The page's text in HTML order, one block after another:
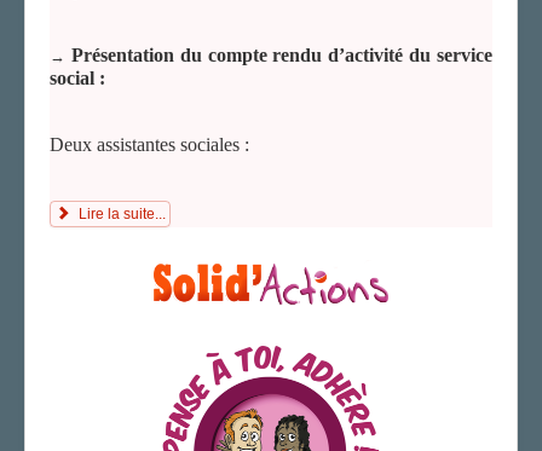
→ Présentation du compte rendu d’activité du service
social :
Deux assistantes sociales :
Lire la suite...